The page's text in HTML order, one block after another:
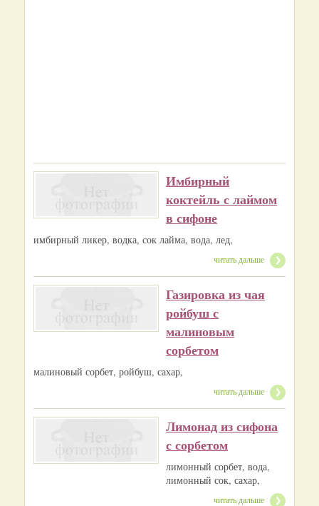
Имбирный
коктейль с лаймом
в сифоне
имбирный ликер, водка, сок лайма, вода, лед,
читать дальше
Газировка из чая
ройбуш с
малиновым
сорбетом
малиновый сорбет, ройбуш, сахар,
читать дальше
Лимонад из сифона
с сорбетом
лимонный сорбет, вода,
лимонный сок, сахар,
читать дальше